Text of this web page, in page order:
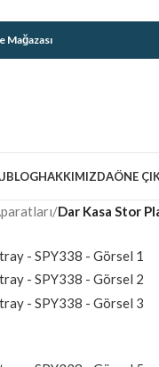
Mağazası
BLOGHAKKIMIZDAÖNE
/Dar Kasa Stor